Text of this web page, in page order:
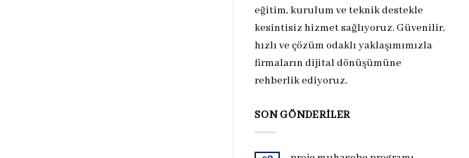
eğitim, kurulum ve teknik destekle
kesintisiz hizmet sağlıyoruz. Güvenilir,
hızlı ve çözüm odaklı yaklaşımımızla
firmaların dijital dönüşümüne
rehberlik ediyoruz.
SON GÖNDERILER